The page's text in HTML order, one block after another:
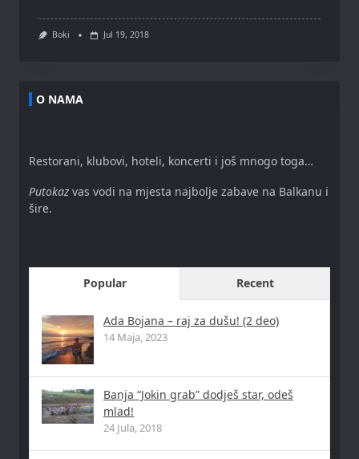
Boki Jul 19, 2018
O NAMA
Restorani, klubovi, hoteli, koncerti i još mnogo toga…
Putokaz vas vodi na mjesta najbolje zabave na Balkanu i
šire.
Popular Recent
Ada Bojana – raj za dušu! (2 deo)
14 Maja, 2023
Banja “Jokin grab” dodješ star, odeš
mlad!
24 Jula, 2018